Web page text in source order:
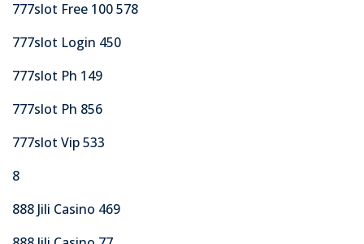
777slot Free 100 578
777slot Login 450
777slot Ph 149
777slot Ph 856
777slot Vip 533
8
888 Jili Casino 469